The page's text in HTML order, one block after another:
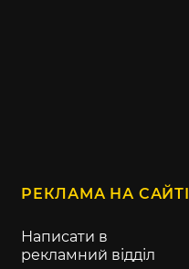
РЕКЛАМА НА САЙТІ
Написати в
рекламний відділ